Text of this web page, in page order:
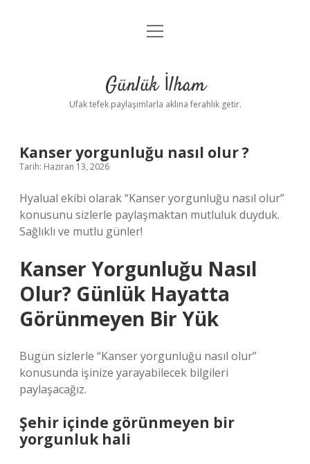
Anasayfa
Yasal Uyarı
menüyü
Günlük İlham
Ufak tefek paylaşımlarla aklına ferahlık getir.
Kanser yorgunluğu nasıl olur ?
Tarih: Haziran 13, 2026
Hyalual ekibi olarak “Kanser yorgunluğu nasıl olur”
konusunu sizlerle paylaşmaktan mutluluk duyduk.
Sağlıklı ve mutlu günler!
Kanser Yorgunluğu Nasıl
Olur? Günlük Hayatta
Görünmeyen Bir Yük
Bugün sizlerle “Kanser yorgunluğu nasıl olur”
konusunda işinize yarayabilecek bilgileri
paylaşacağız.
Şehir içinde görünmeyen bir
yorgunluk hali